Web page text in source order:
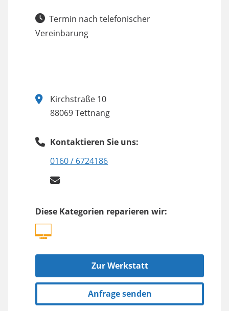
Termin nach telefonischer
Vereinbarung
Kirchstraße 10
88069 Tettnang
Kontaktieren Sie uns:
0160 / 6724186
Diese Kategorien reparieren wir:
Zur Werkstatt
Anfrage senden